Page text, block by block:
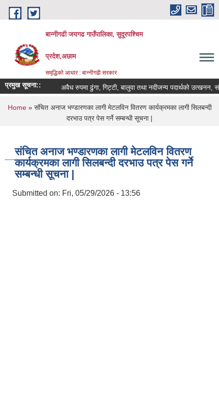
Skip to main content
बान्नीगढी जयगढ गाउँपालिका, सुदूरपश्चिम
प्रदेश,अछाम
समृद्धिको आधार : बान्नीगढी सरकार
प्रमुख सूचना:: अवैध रुपमा ढुंगा, गिट्टी, बालुवा तथा नदीजन्य पदार्थको उत्खनन,
You are here
Home» संचित अनाज भण्डारणका लागी मेटलविन वितरण कार्यक्रमका लागी सिलबन्दी
दरभाउ पत्र पेस गर्ने सम्बन्धी सूचना |
संचित अनाज भण्डारणका लागी मेटलविन वितरण
कार्यक्रमका लागी सिलबन्दी दरभाउ पत्र पेस गर्ने
सम्बन्धी सूचना |
Submitted on: Fri, 05/29/2026 - 13:56